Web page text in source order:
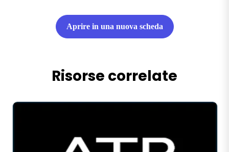
Aprire in una nuova scheda
Risorse correlate